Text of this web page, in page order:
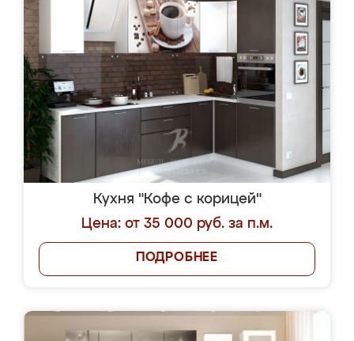
Кухня "Кофе с корицей"
Цена: от 35 000 руб. за п.м.
ПОДРОБНЕЕ